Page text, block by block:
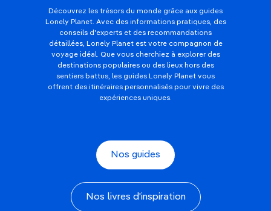
Découvrez les trésors du monde grâce aux guides
Lonely Planet. Avec des informations pratiques, des
conseils d'experts et des recommandations
détaillées, Lonely Planet est votre compagnon de
voyage idéal. Que vous cherchiez à explorer des
destinations populaires ou des lieux hors des
sentiers battus, les guides Lonely Planet vous
offrent des itinéraires personnalisés pour vivre des
expériences uniques.
Nos guides
Nos livres d'inspiration